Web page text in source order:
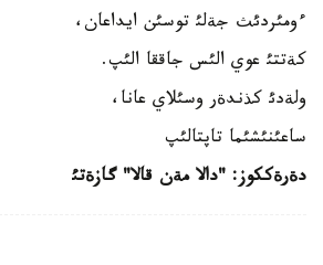
ءومئردئث جةلئ توسئن ايداعان،
كةتتئ عوي الئس جاققا الئپ.
ولةدئ كذندةر وسئلاي عانا،
ساعئنئشئما تاپتالئپ
دةرةككوز: "دالا مةن قالا" گازةتئ